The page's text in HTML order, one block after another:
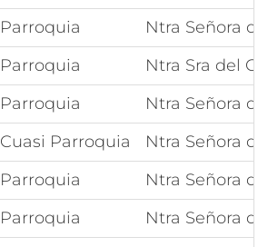
Parroquia
Ntra Señora
Parroquia
Ntra Sra del
Parroquia
Ntra Señora
Cuasi Parroquia
Ntra Señora
Parroquia
Ntra Señora
Parroquia
Ntra Señora